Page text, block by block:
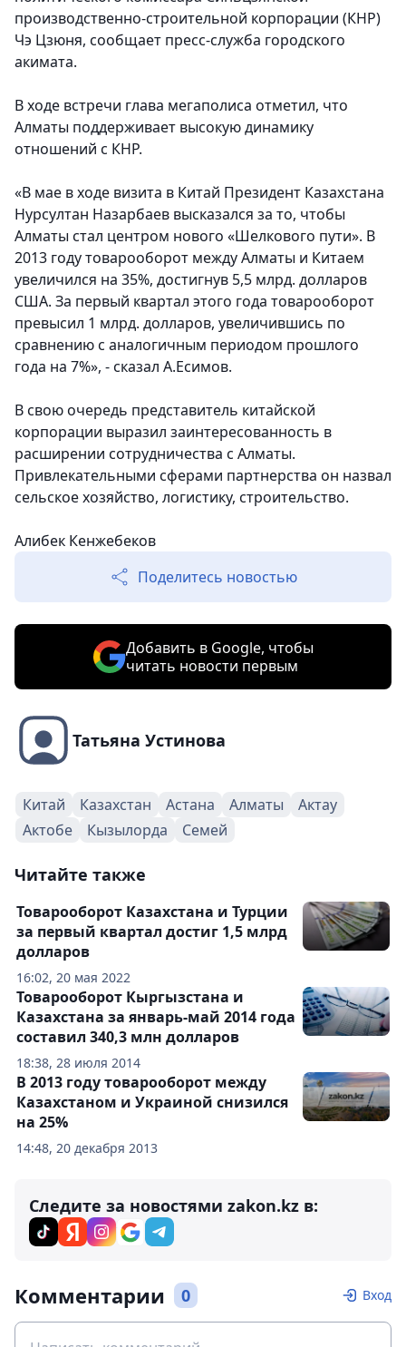
производственно-строительной корпорации (КНР)
Чэ Цзюня, сообщает пресс-служба городского
акимата.
В ходе встречи глава мегаполиса отметил, что
Алматы поддерживает высокую динамику
отношений с КНР.
«В мае в ходе визита в Китай Президент Казахстана
Нурсултан Назарбаев высказался за то, чтобы
Алматы стал центром нового «Шелкового пути». В
2013 году товарооборот между Алматы и Китаем
увеличился на 35%, достигнув 5,5 млрд. долларов
США. За первый квартал этого года товарооборот
превысил 1 млрд. долларов, увеличившись по
сравнению с аналогичным периодом прошлого
года на 7%», - сказал А.Есимов.
В свою очередь представитель китайской
корпорации выразил заинтересованность в
расширении сотрудничества с Алматы.
Привлекательными сферами партнерства он назвал
сельское хозяйство, логистику, строительство.
Алибек Кенжебеков
Поделитесь новостью
Добавить в Google, чтобы
читать новости первым
Татьяна Устинова
Китай Казахстан Астана Алматы
Актау
Актобе
Кызылорда Семей
Читайте также
16:02, 20 мая 2022
Товарооборот Казахстана и Турции
за первый квартал достиг 1,5 млрд
долларов
18:38, 28 июля 2014
Товарооборот Кыргызстана и
Казахстана за январь-май 2014 года
составил 340,3 млн долларов
14:48, 20 декабря 2013
В 2013 году товарооборот между
Казахстаном и Украиной снизился
на 25%
Следите за новостями zakon.kz в:
Комментарии 0 Вход